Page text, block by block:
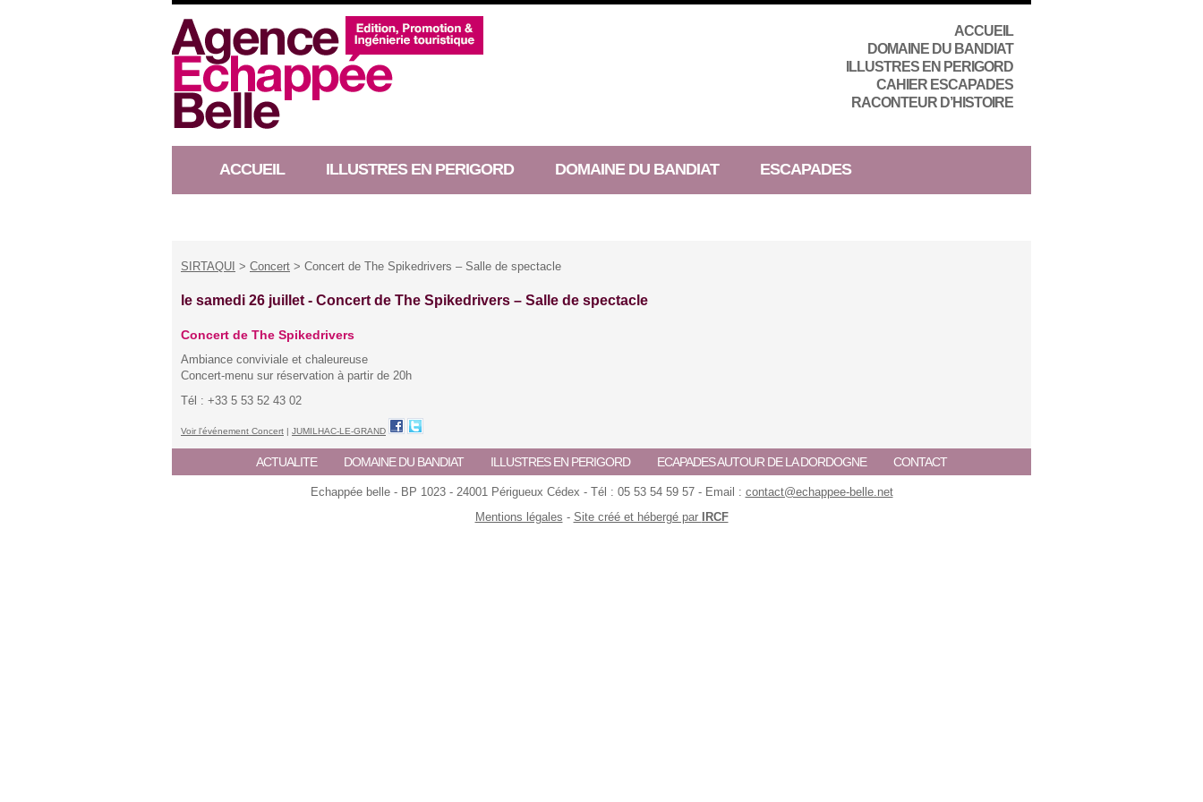
ACCUEIL
DOMAINE DU BANDIAT
ILLUSTRES EN PERIGORD
CAHIER ESCAPADES
RACONTEUR D’HISTOIRE
ACCUEIL ILLUSTRES EN PERIGORD DOMAINE DU BANDIAT ESCAPADES
SIRTAQUI > Concert > Concert de The Spikedrivers – Salle de spectacle
le samedi 26 juillet - Concert de The Spikedrivers – Salle de spectacle
Concert de The Spikedrivers
Ambiance conviviale et chaleureuse
Concert-menu sur réservation à partir de 20h
Tél : +33 5 53 52 43 02
Voir l'événement Concert | JUMILHAC-LE-GRAND
ACTUALITE DOMAINE DU BANDIAT ILLUSTRES EN PERIGORD ECAPADES AUTOUR DE LA DORDOGNE CONTACT
Echappée belle - BP 1023 - 24001 Périgueux Cédex - Tél : 05 53 54 59 57 - Email : contact@echappee-belle.net
Mentions légales - Site créé et hébergé par IRCF